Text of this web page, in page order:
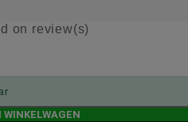
on review(s)
WINKELWAGEN